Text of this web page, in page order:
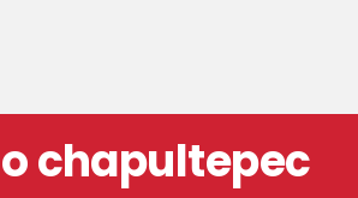
chapultepec